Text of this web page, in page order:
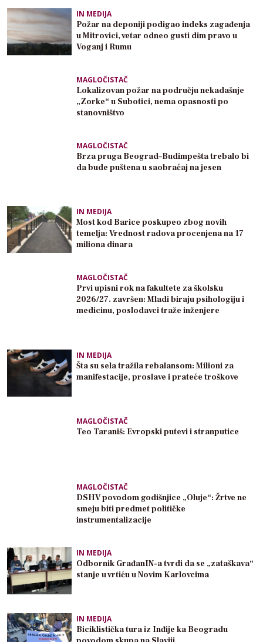
IN MEDIJA
Požar na deponiji podigao indeks zagađenja
u Mitrovici, vetar odneo gusti dim pravo u
Voganj i Rumu
MAGLOČISTAČ
Lokalizovan požar na području nekadašnje
„Zorke“ u Subotici, nema opasnosti po
stanovništvo
MAGLOČISTAČ
Brza pruga Beograd–Budimpešta trebalo bi
da bude puštena u saobraćaj na jesen
IN MEDIJA
Most kod Barice poskupeo zbog novih
temelja: Vrednost radova procenjena na 17
miliona dinara
MAGLOČISTAČ
Prvi upisni rok na fakultete za školsku
2026/27. završen: Mladi biraju psihologiju i
medicinu, poslodavci traže inženjere
IN MEDIJA
Šta su sela tražila rebalansom: Milioni za
manifestacije, proslave i prateće troškove
MAGLOČISTAČ
Teo Taraniš: Evropski putevi i stranputice
MAGLOČISTAČ
DSHV povodom godišnjice „Oluje“: Žrtve ne
smeju biti predmet političke
instrumentalizacije
IN MEDIJA
Odbornik GrađanIN-a tvrdi da se „zataškava“
stanje u vrtiću u Novim Karlovcima
IN MEDIJA
Biciklistička tura iz Inđije ka Beogradu